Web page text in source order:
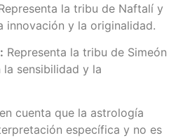
la tribu de Naftalí y
innovación y la originalidad.
Representa la tribu de Simeón
sensibilidad y la
cuenta que la astrología
específica y no es